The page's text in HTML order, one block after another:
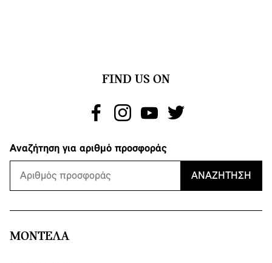
FIND US ON
Αναζήτηση για αριθμό προσφοράς
ΑΝΑΖΉΤΗΣΗ
ΜΟΝΤΕΛΑ